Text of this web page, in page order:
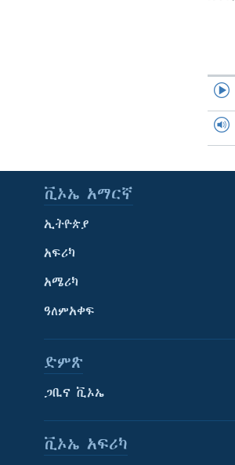
ቪኦኤ አማርኛ
ኢትዮጵያ
አፍሪካ
አሜሪካ
ዓለምአቀፍ
ድምጽ
ጋቢና ቪኦኤ
ቪኦኤ አፍሪካ